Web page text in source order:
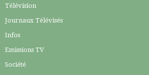
Télévision
Journaux Télévisés
Infos
Emissions TV
Société